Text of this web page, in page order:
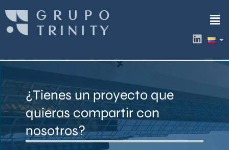
contenido
L
i
k
i
¿Tienes un proyecto que
quieras compartir con
nosotros?